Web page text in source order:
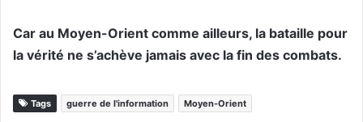
Car au Moyen-Orient comme ailleurs, la bataille pour
la vérité ne s’achève jamais avec la fin des combats.
Tags guerre de l'information Moyen-Orient